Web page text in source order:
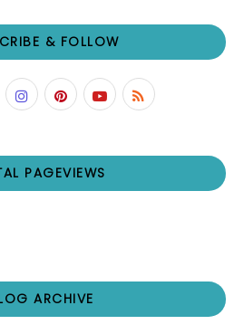
& FOLLOW
PAGEVIEWS
ARCHIVE